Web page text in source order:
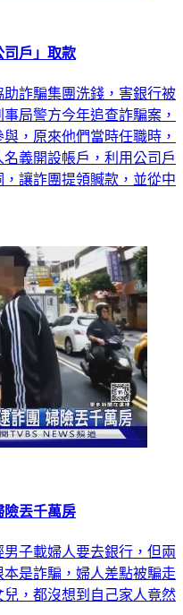
戶」取款
詐騙集團洗錢，害銀行被
局警方今年追查詐騙案，
，原來他們當時任職時，
義開設帳戶，利用公司戶
讓詐團提領贓款，並從中
丟千萬房
子載婦人要去銀行，但兩
是詐騙，婦人差點被騙走
，都沒想到自己家人竟然